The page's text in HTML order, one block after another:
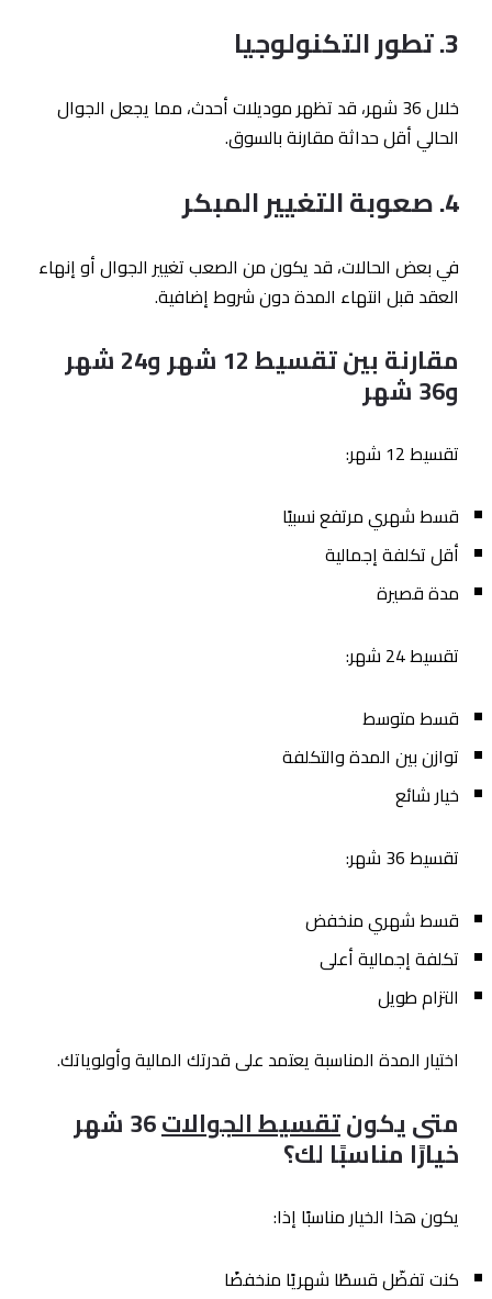
3. تطور التكنولوجيا
خلال 36 شهر، قد تظهر موديلات أحدث، مما يجعل الجوال
الحالي أقل حداثة مقارنة بالسوق.
4. صعوبة التغيير المبكر
في بعض الحالات، قد يكون من الصعب تغيير الجوال أو إنهاء
العقد قبل انتهاء المدة دون شروط إضافية.
مقارنة بين تقسيط 12 شهر و24 شهر
و36 شهر
تقسيط 12 شهر:
قسط شهري مرتفع نسبيًا
أقل تكلفة إجمالية
مدة قصيرة
تقسيط 24 شهر:
قسط متوسط
توازن بين المدة والتكلفة
خيار شائع
تقسيط 36 شهر:
قسط شهري منخفض
تكلفة إجمالية أعلى
التزام طويل
اختيار المدة المناسبة يعتمد على قدرتك المالية وأولوياتك.
متى يكونتقسيط الجوالات 36 شهر
خيارًا مناسبًا لك؟
يكون هذا الخيار مناسبًا إذا:
كنت تفضّل قسطًا شهريًا منخفضًا